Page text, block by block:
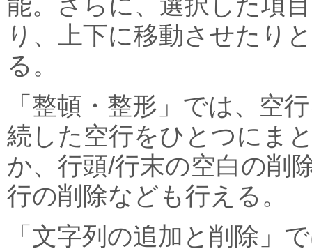
り、上下に移動させたり
る。
「整頓・整形」では、空
続した空行をひとつにま
か、行頭/行末の空白の削
行の削除なども行える。
「文字列の追加と削除」